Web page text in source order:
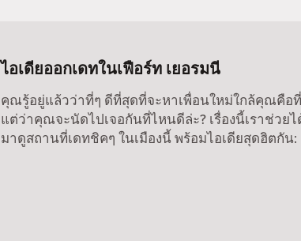
ไอเดียออกเดทในเฟือร์ท เยอรมนี
คุณรู้อยู่แล้วว่าที่ๆ ดีที่สุดที่จะหาเพื่อนใหม่ใกล้คุณคือ
แต่ว่าคุณจะนัดไปเจอกันที่ไหนดีล่ะ? เรื่องนี้เราช่วย
มาดูสถานที่เดทชิคๆ ในเมืองนี้ พร้อมไอเดียสุดฮิตกัน: